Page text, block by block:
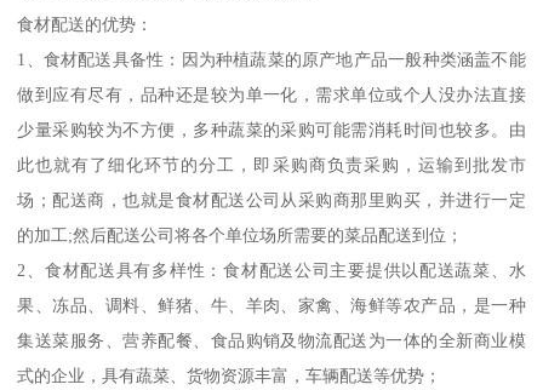
食材配送的优势：
1、食材配送具备性：因为种植蔬菜的原产地产品一般种类涵盖不能
做到应有尽有，品种还是较为单一化，需求单位或个人没办法直接
少量采购较为不方便，多种蔬菜的采购可能需消耗时间也较多。由
此也就有了细化环节的分工，即采购商负责采购，运输到批发市
场；配送商，也就是食材配送公司从采购商那里购买，并进行一定
的加工;然后配送公司将各个单位场所需要的菜品配送到位；
2、食材配送具有多样性：食材配送公司主要提供以配送蔬菜、水
果、冻品、调料、鲜猪、牛、羊肉、家禽、海鲜等农产品，是一种
集送菜服务、营养配餐、食品购销及物流配送为一体的全新商业模
式的企业，具有蔬菜、货物资源丰富，车辆配送等优势；